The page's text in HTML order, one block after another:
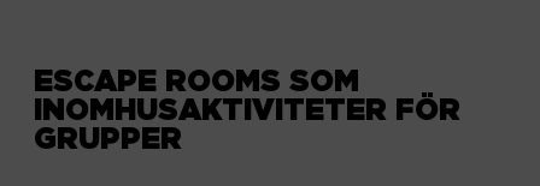
ESCAPE ROOMS SOM
INOMHUSAKTIVITETER FÖR
GRUPPER